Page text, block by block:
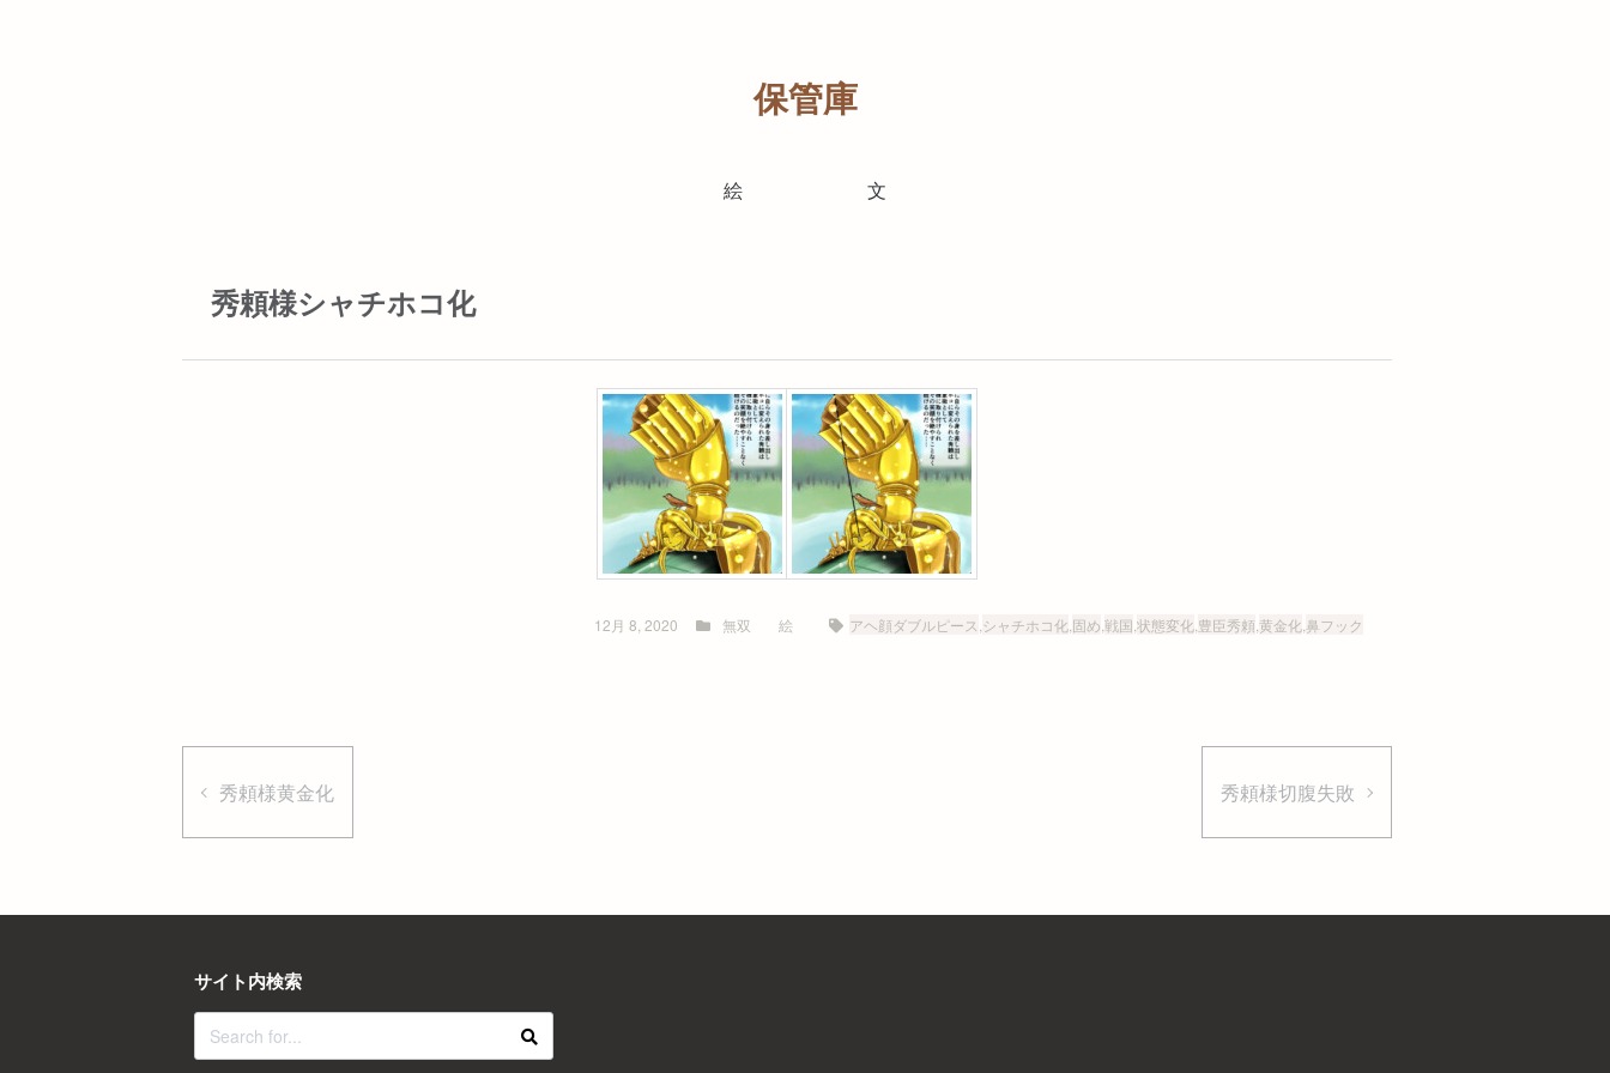
保管庫
絵 文
秀頼様シャチホコ化
12月 8, 2020 無双 絵 アヘ顔ダブルピース シャチホコ化 固め 戦国 状態変化 豊臣秀頼 黄金化鼻フック
秀頼様黄金化 秀頼様切腹失敗
サイト内検索